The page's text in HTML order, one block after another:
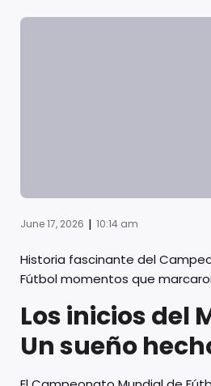
June 17, 2026 | 10:14 am
Historia fascinante del
Fútbol momentos que
Los inicios del
Un sueño